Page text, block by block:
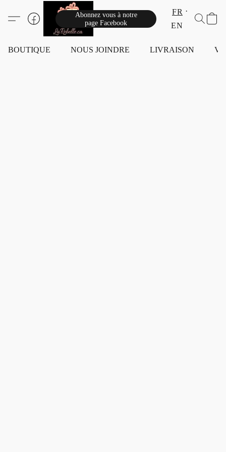
Abonnez vous à notre
page Facebook
FR
EN
BOUTIQUE NOUS JOINDRE LIVRAISON